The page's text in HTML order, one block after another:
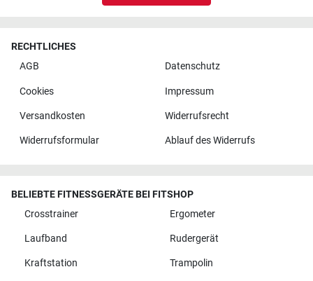
RECHTLICHES
AGB
Datenschutz
Cookies Impressum
Versandkosten Widerrufsrecht
Widerrufsformular Ablauf des Widerrufs
BELIEBTE FITNESSGERÄTE BEI FITSHOP
Crosstrainer
Ergometer
Laufband Rudergerät
Kraftstation Trampolin